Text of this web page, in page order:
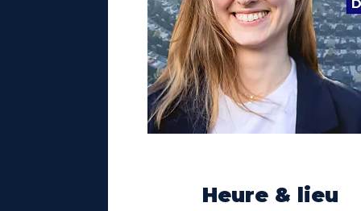
Heure & lieu